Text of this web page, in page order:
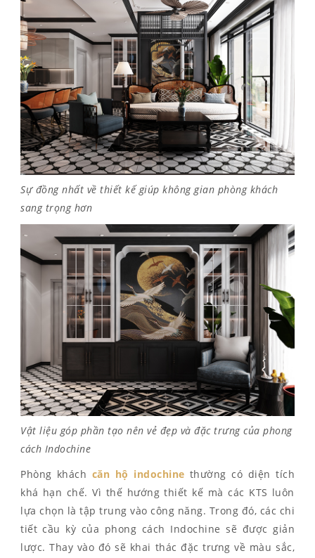
Sự đồng nhất về thiết kế giúp không gian phòng khách
sang trọng hơn
Vật liệu góp phần tạo nên vẻ đẹp và đặc trưng của phong
cách Indochine
Phòng khách căn hộ indochine thường có diện tích
khá hạn chế. Vì thế hướng thiết kế mà các KTS luôn
lựa chọn là tập trung vào công năng. Trong đó, các chi
tiết cầu kỳ của phong cách Indochine sẽ được giản
lược. Thay vào đó sẽ khai thác đặc trưng về màu sắc,